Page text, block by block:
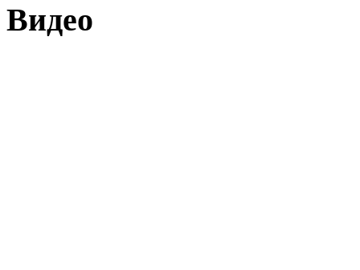
Видео